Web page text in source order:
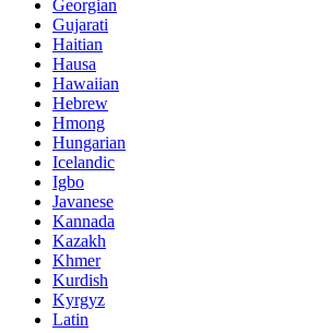
Georgian
Gujarati
Haitian
Hausa
Hawaiian
Hebrew
Hmong
Hungarian
Icelandic
Igbo
Javanese
Kannada
Kazakh
Khmer
Kurdish
Kyrgyz
Latin